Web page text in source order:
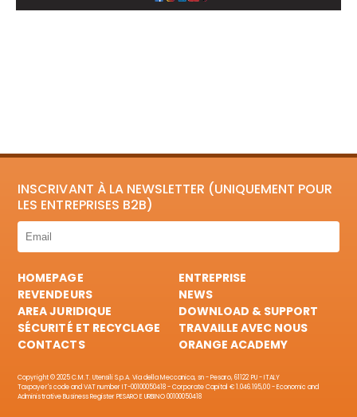
INSCRIVANT À LA NEWSLETTER (UNIQUEMENT POUR
LES ENTREPRISES B2B)
HOMEPAGE
ENTREPRISE
REVENDEURS
NEWS
AREA JURIDIQUE
DOWNLOAD & SUPPORT
SÉCURITÉ ET RECYCLAGE
TRAVAILLE AVEC NOUS
CONTACTS
ORANGE ACADEMY
Copyright © 2025 C.M.T. Utensili S.p.A. Via della Meccanica, sn - Pesaro, 61122 PU - ITALY
Taxpayer's code and VAT number IT-00100050418 - Corporate Capital € 1.046.195,00 - Economic and
Administrative Business Register PESARO E URBINO 00100050418